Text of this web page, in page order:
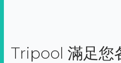
Tripool 滿足您